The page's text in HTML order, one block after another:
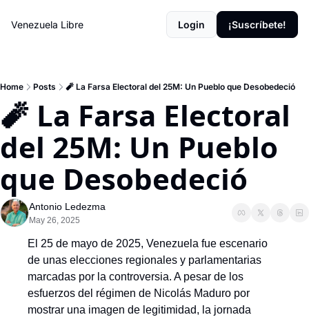
Venezuela Libre Login ¡Suscríbete!
Home Posts 🧨 La Farsa Electoral del 25M: Un Pueblo que Desobedeció
🧨 La Farsa Electoral
del 25M: Un Pueblo
que Desobedeció
Antonio Ledezma
May 26, 2025
El 25 de mayo de 2025, Venezuela fue escenario
de unas elecciones regionales y parlamentarias
marcadas por la controversia. A pesar de los
esfuerzos del régimen de Nicolás Maduro por
mostrar una imagen de legitimidad, la jornada